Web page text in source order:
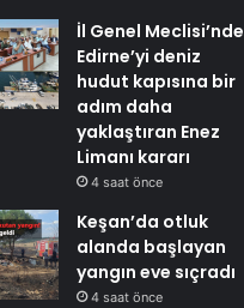
İl Genel Meclisi’nde
Edirne’yi deniz
hudut kapısına bir
adım daha
yaklaştıran Enez
Limanı kararı
4 saat önce
Keşan’da otluk
alanda başlayan
yangın eve sıçradı
4 saat önce